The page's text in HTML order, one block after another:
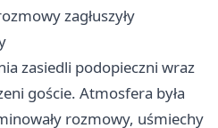
zagłuszyły
zasiedli podopieczni wraz
goście. Atmosfera była
rozmowy, uśmiechy